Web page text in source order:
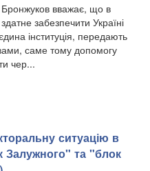
вважає, що в
забезпечити Україні
інституція, передають
саме тому допомогу
чер...
ситуацію в
Залужного" та "блок